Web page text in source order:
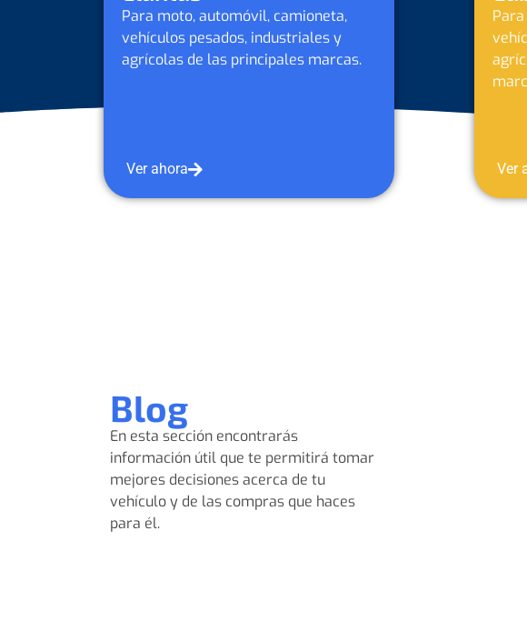
Para moto, automóvil, camioneta,
vehículos pesados, industriales y
agrícolas de Petrobras y otras
Ver ahora
Blog
En esta sección encontrarás
información útil que te permitirá tomar
mejores decisiones acerca de tu
vehículo y de las compras que haces
para él.